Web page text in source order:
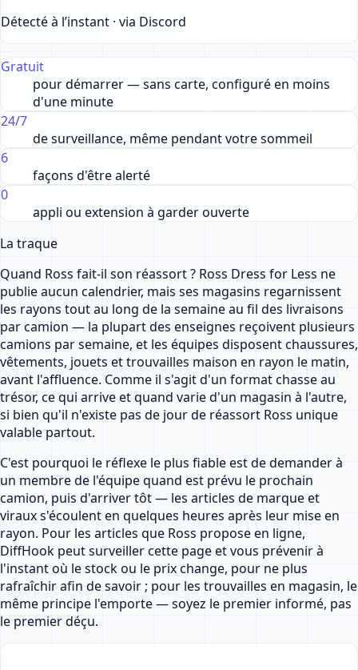
Détecté à l’instant · via Discord
Gratuit
pour démarrer — sans carte, configuré en moins
d'une minute
24/7
de surveillance, même pendant votre sommeil
6
façons d'être alerté
0
appli ou extension à garder ouverte
La traque
Quand Ross fait-il son réassort ? Ross Dress for Less ne
publie aucun calendrier, mais ses magasins regarnissent
les rayons tout au long de la semaine au fil des livraisons
par camion — la plupart des enseignes reçoivent plusieurs
camions par semaine, et les équipes disposent chaussures,
vêtements, jouets et trouvailles maison en rayon le matin,
avant l'affluence. Comme il s'agit d'un format chasse au
trésor, ce qui arrive et quand varie d'un magasin à l'autre,
si bien qu'il n'existe pas de jour de réassort Ross unique
valable partout.
C'est pourquoi le réflexe le plus fiable est de demander à
un membre de l'équipe quand est prévu le prochain
camion, puis d'arriver tôt — les articles de marque et
viraux s'écoulent en quelques heures après leur mise en
rayon. Pour les articles que Ross propose en ligne,
DiffHook peut surveiller cette page et vous prévenir à
l'instant où le stock ou le prix change, pour ne plus
rafraîchir afin de savoir ; pour les trouvailles en magasin, le
même principe l'emporte — soyez le premier informé, pas
le premier déçu.